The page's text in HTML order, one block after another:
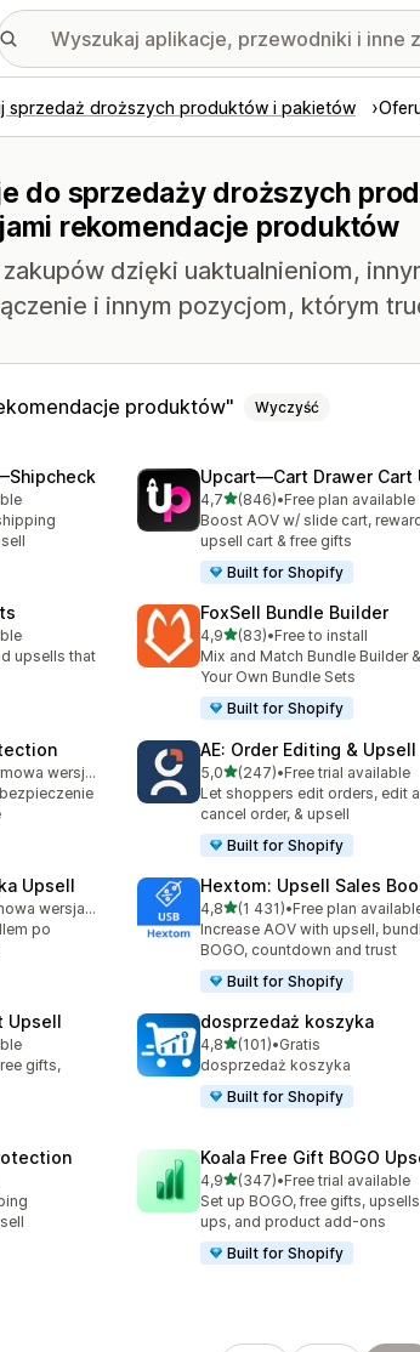
sprzedaż droższych produktów i pakietów
do sprzedaży droższych
rekomendacje produktów
dzięki uaktualnieniom,
i innym pozycjom, którym
produktów Wyczyść
Upcart—Cart Drawer Cart
4,7na 5 gwiazdek
(846)
Łączna liczba recenzji: 846
•Free plan available
Boost AOV w/ slide cart,
upsell cart & free gifts
Built for Shopify
upsells that
FoxSell Bundle Builder
4,9na 5 gwiazdek
(83)
Łączna liczba recenzji: 83
•Free to install
Mix and Match Bundle Builder
Your Own Bundle Sets
Built for Shopify
Dostępna darmowa wersja próbna
AE: Order Editing & Upsell
5,0na 5 gwiazdek
(247)
Łączna liczba recenzji: 247
•Free trial available
Let shoppers edit orders, edit
cancel order, & upsell
Built for Shopify
Upsell
Dostępna darmowa wersja próbna
po
Hextom: Upsell Sales
4,8na 5 gwiazdek
(1 431)
Łączna liczba recenzji: 1431
•Free plan
Increase AOV with upsell,
BOGO, countdown and trust
Built for Shopify
Upsell
gifts,
dosprzedaż koszyka
4,8na 5 gwiazdek
(101)
Łączna liczba recenzji: 101
•Gratis
dosprzedaż koszyka
Built for Shopify
Koala Free Gift BOGO
4,9na 5 gwiazdek
(347)
Łączna liczba recenzji: 347
•Free trial available
Set up BOGO, free gifts,
ups, and product add-ons
Built for Shopify